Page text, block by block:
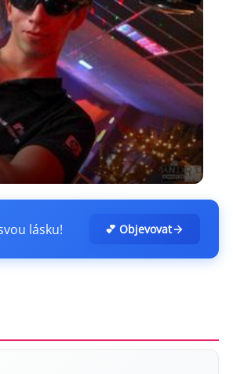
lásku! 💕 Objevovat